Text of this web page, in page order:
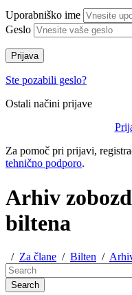
Uporabniško ime
Geslo
Prijava
Ste pozabili geslo?
Ostali načini prijave
Za pomoč pri prijavi,
tehnično podporo.
Arhiv
biltena
/ Za člane / Bilten /
Search